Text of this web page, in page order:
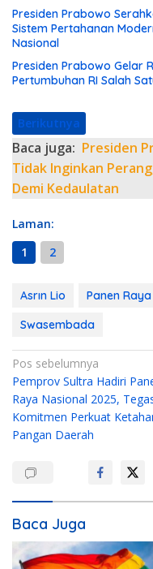
Presiden Prabowo
Sistem Pertahanan
Nasional
Presiden Prabowo Gelar
Pertumbuhan RI Salah
Berikutnya
Baca juga: Presiden
Tidak Inginkan
Demi Kedaulatan
Laman:
1
2
Asrın Lio Panen Raya
Swasembada
N
a
v
i
s
i
p
Pos sebelumnya
Pemprov Sultra Hadiri
Raya Nasional 2025,
Komitmen Perkuat
Pangan Daerah
Baca Juga